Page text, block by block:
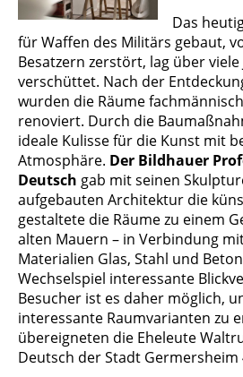
Das
für Waffen des Militärs gebaut,
Besatzern zerstört, lag über
verschüttet. Nach der
wurden die Räume
renoviert. Durch die
ideale Kulisse für die Kunst mit
Atmosphäre. Der Bildhauer
Deutsch gab mit seinen
aufgebauten Architektur die
gestaltete die Räume zu einem
alten Mauern – in Verbindung
Materialien Glas, Stahl und
Wechselspiel interessante
Besucher ist es daher möglich,
interessante Raumvarianten zu
übereigneten die Eheleute
Deutsch der Stadt Germersheim